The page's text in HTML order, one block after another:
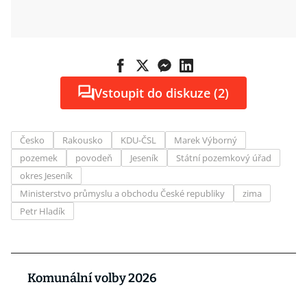
Vstoupit do diskuze (2)
Česko Rakousko KDU-ČSL
Marek Výborný
pozemek
povodeň Jeseník
Státní pozemkový úřad
okres Jeseník
Ministerstvo průmyslu a obchodu České republiky
zima
Petr Hladík
Komunální volby 2026